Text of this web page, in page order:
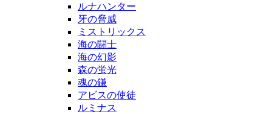
ルナハンター
牙の脅威
ミストリックス
海の闘士
海の幻影
森の蛍光
魂の鎌
アビスの使徒
ルミナス